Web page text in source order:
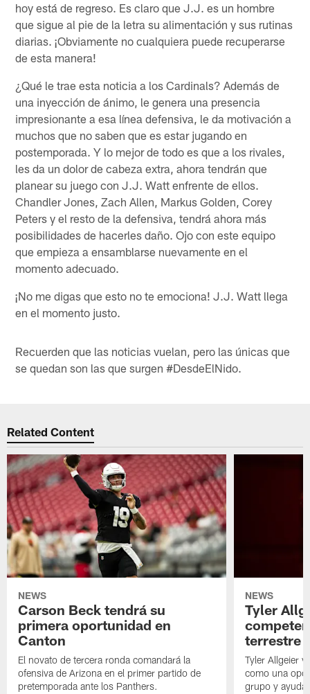
hoy está de regreso. Es claro que J.J. es un hombre
que sigue al pie de la letra su alimentación y sus rutinas
diarias. ¡Obviamente no cualquiera puede recuperarse
de esta manera!
¿Qué le trae esta noticia a los Cardinals? Además de
una inyección de ánimo, le genera una presencia
impresionante a esa línea defensiva, le da motivación a
muchos que no saben que es estar jugando en
postemporada. Y lo mejor de todo es que a los rivales,
les da un dolor de cabeza extra, ahora tendrán que
planear su juego con J.J. Watt enfrente de ellos.
Chandler Jones, Zach Allen, Markus Golden, Corey
Peters y el resto de la defensiva, tendrá ahora más
posibilidades de hacerles daño. Ojo con este equipo
que empieza a ensamblarse nuevamente en el
momento adecuado.
¡No me digas que esto no te emociona! J.J. Watt llega
en el momento justo.
Recuerden que las noticias vuelan, pero las únicas que
se quedan son las que surgen #DesdeElNido.
Related Content
NEWS
Carson Beck tendrá su
primera oportunidad en
Canton
El novato de tercera ronda comandará la
ofensiva de Arizona en el primer partido de
pretemporada ante los Panthers.
NEWS
Tyler
terrestre
Tyler Allgeier
como una
grupo y